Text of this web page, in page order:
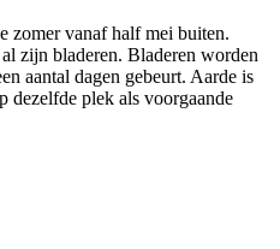
zomer vanaf half mei buiten.
zijn bladeren. Bladeren worden
aantal dagen gebeurt. Aarde is
dezelfde plek als voorgaande